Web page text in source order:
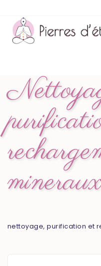
nettoyage, purification et